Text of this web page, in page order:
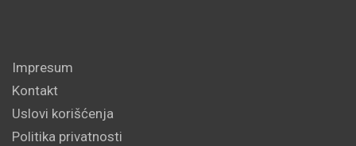
Impresum
Kontakt
Uslovi korišćenja
Politika privatnosti